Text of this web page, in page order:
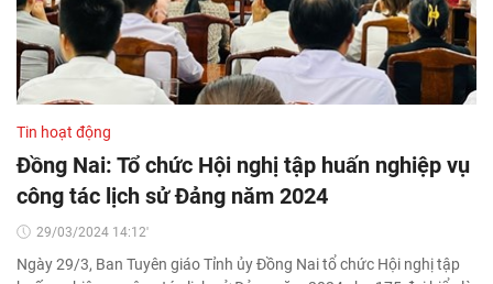
Tin hoạt động
Đồng Nai: Tổ chức Hội nghị tập huấn nghiệp vụ
công tác lịch sử Đảng năm 2024
29/03/2024 14:12'
Ngày 29/3, Ban Tuyên giáo Tỉnh ủy Đồng Nai tổ chức Hội nghị tập